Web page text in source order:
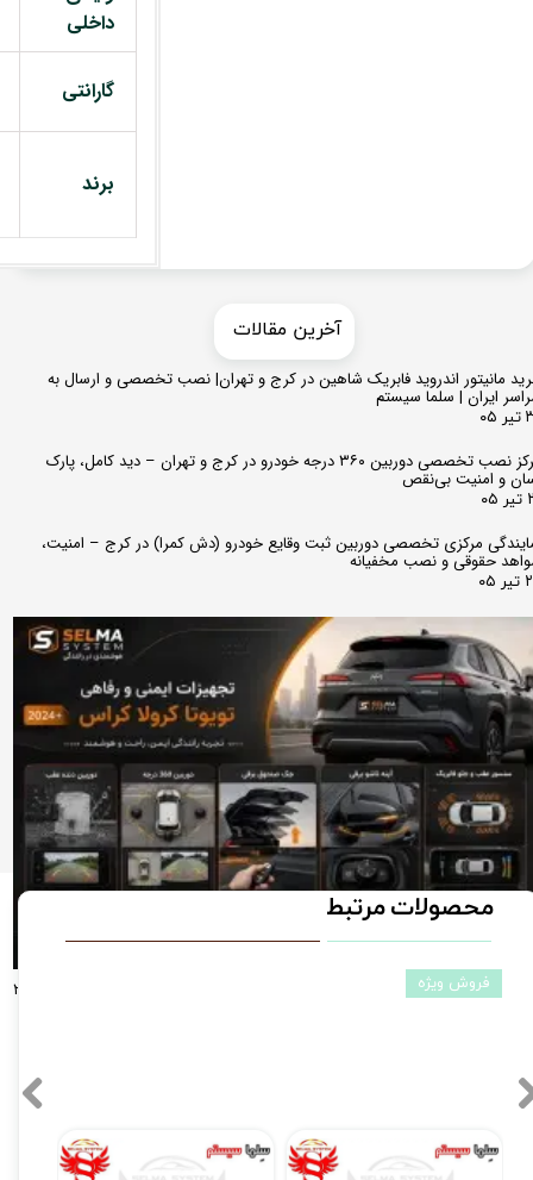
داخلی
گارانتی
برند
مانیتور اندروید فابریک شاهین در کرج و تهران| نصب تخصصی و ارسال به
ایران | سلما سیستم
مرکز نصب تخصصی دوربین ۳۶۰ درجه خودرو در کرج و تهران – دید کامل، پارک
و امنیت بی‌نقص
مرکزی تخصصی دوربین ثبت وقایع خودرو (دش کمرا) در کرج – امنیت،
حقوقی و نصب مخفیانه
راهنمای جامع آپشن‌های تخصصی تویوتا کرولا کراس لوین راو4(مدل‌های ۲۰۲۴، ۲۰۲۵
دوربین ۳۶۰ درجه خودرو؛ چشمی باز برای ایمنی و آرامش شما | سلما سیستم، مرکز
فروش نصب و تعمیرات در کرج و تهران
​​آخرین مقالات
محصولات مرتبط
مانیتور اندروید 7 اینچ یونیورسال برند ویستا مدل TSX 2032 مانیتور فابریک اندروید تارا Taraبرند ویستا مدل MTX 1032
فروش ویژه